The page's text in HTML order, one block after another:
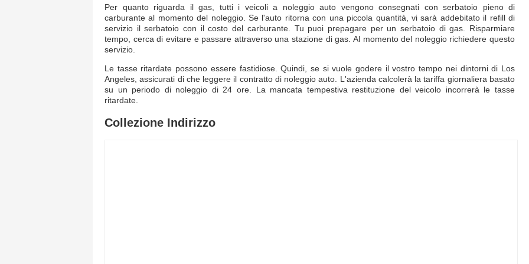
Per quanto riguarda il gas, tutti i veicoli a noleggio auto vengono consegnati con serbatoio pieno di
carburante al momento del noleggio. Se l'auto ritorna con una piccola quantità, vi sarà addebitato il refill di
servizio il serbatoio con il costo del carburante. Tu puoi prepagare per un serbatoio di gas. Risparmiare
tempo, cerca di evitare e passare attraverso una stazione di gas. Al momento del noleggio richiedere questo
servizio.
Le tasse ritardate possono essere fastidiose. Quindi, se si vuole godere il vostro tempo nei dintorni di Los
Angeles, assicurati di che leggere il contratto di noleggio auto. L'azienda calcolerà la tariffa giornaliera basato
su un periodo di noleggio di 24 ore. La mancata tempestiva restituzione del veicolo incorrerà le tasse
ritardate.
Collezione Indirizzo